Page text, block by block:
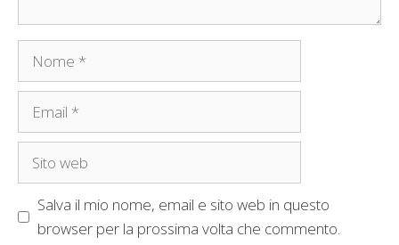
Nome
Email
Sito
Salva il mio nome, email e sito web in questo
browser per la prossima volta che commento.